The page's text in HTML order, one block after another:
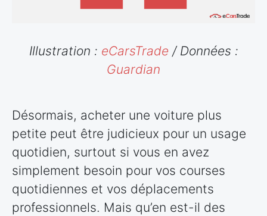
Illustration : eCarsTrade / Données :
Guardian
Désormais, acheter une voiture plus
petite peut être judicieux pour un usage
quotidien, surtout si vous en avez
simplement besoin pour vos courses
quotidiennes et vos déplacements
professionnels. Mais qu’en est-il des